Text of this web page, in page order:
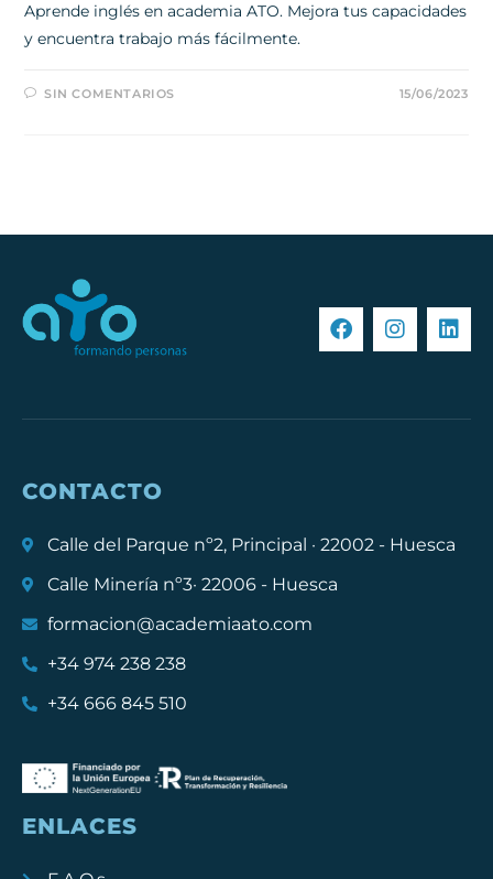
Aprende inglés en academia ATO. Mejora tus capacidades
y encuentra trabajo más fácilmente.
SIN COMENTARIOS 15/06/2023
CONTACTO
Calle del Parque nº2, Principal · 22002 - Huesca
Calle Minería nº3· 22006 - Huesca
formacion@academiaato.com
+34 974 238 238
+34 666 845 510
ENLACES